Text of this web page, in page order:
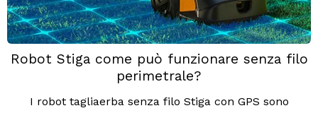
Robot Stiga come può funzionare senza filo
perimetrale?
I robot tagliaerba senza filo Stiga con GPS sono